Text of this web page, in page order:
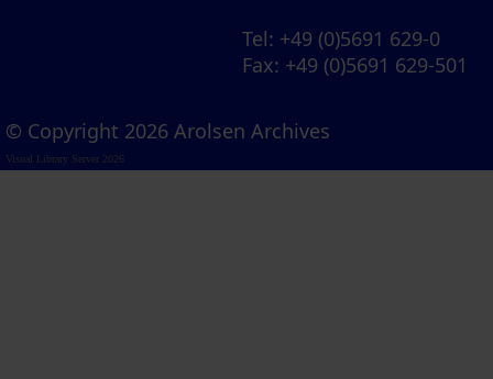
Tel: +49 (0)5691 629-0
Fax: +49 (0)5691 629-501
© Copyright 2026 Arolsen Archives
Visual Library Server 2026